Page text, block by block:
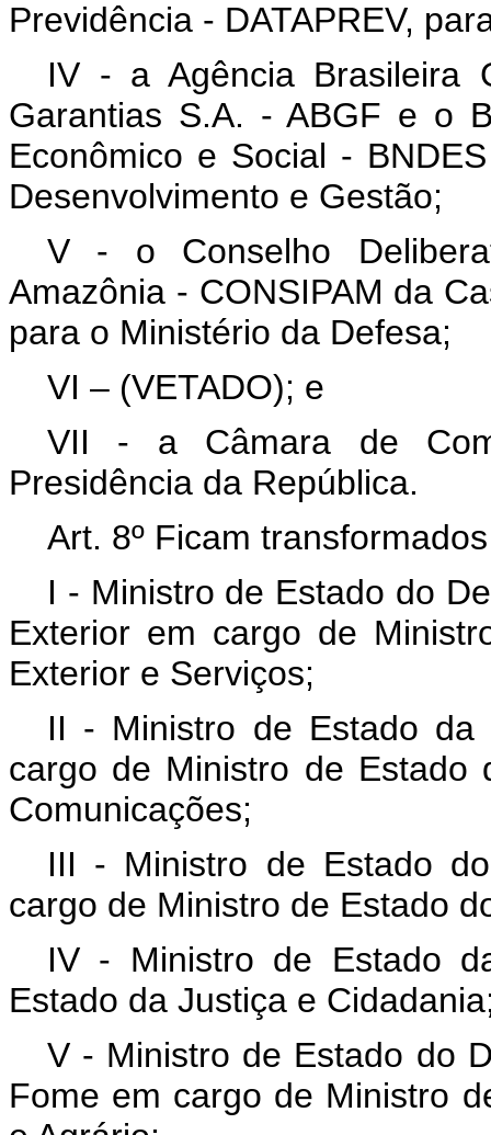
Previdência - DATAPREV,
IV - a Agência Brasileira
Garantias S.A. - ABGF e o
Econômico e Social -
Desenvolvimento e Gestão;
V - o Conselho
Amazônia - CONSIPAM da
para o Ministério da Defesa;
VI – (VETADO); e
VII - a Câmara de
Presidência da República.
Art. 8º Ficam
I - Ministro de Estado do
Exterior em cargo de
Exterior e Serviços;
II - Ministro de Estado da
cargo de Ministro de Estado
Comunicações;
III - Ministro de Estado
cargo de Ministro de Estado
IV - Ministro de Estado
Estado da Justiça e
V - Ministro de Estado do
Fome em cargo de Ministro